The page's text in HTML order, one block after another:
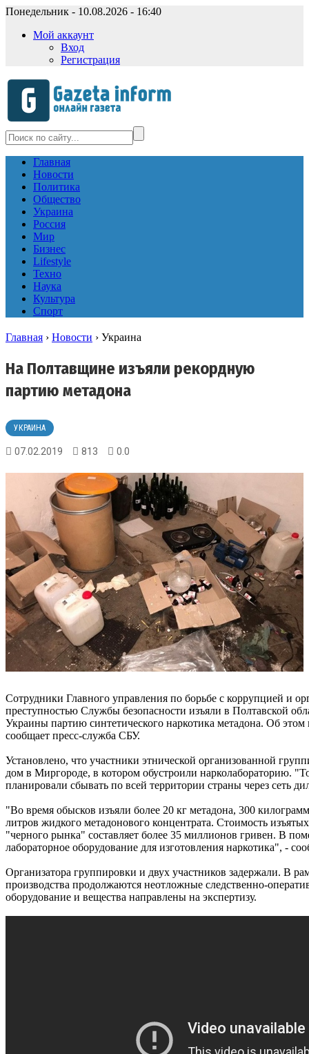
Понедельник - 10.08.2026 - 16:40
Мой аккаунт
Вход
Регистрация
Главная
Новости
Политика
Общество
Украина
Россия
Мир
Бизнес
Lifestyle
Техно
Наука
Культура
Спорт
Главная › Новости › Украина
На Полтавщине изъяли рекордную
партию метадона
УКРАИНА
07.02.2019 813 0.0
Сотрудники Главного управления по борьбе с коррупцией и
преступностью Службы безопасности изъяли в Полтавской
Украины партию синтетического наркотика метадона. Об этом
сообщает пресс-служба СБУ.
Установлено, что участники этнической организованной
дом в Миргороде, в котором обустроили нарколабораторию.
планировали сбывать по всей территории страны через сеть
"Во время обысков изъяли более 20 кг метадона, 300
литров жидкого метадонового концентрата. Стоимость
"черного рынка" составляет более 35 миллионов гривен. В
лабораторное оборудование для изготовления наркотика", -
Организатора группировки и двух участников задержали. В
производства продолжаются неотложные следственно-
оборудование и вещества направлены на экспертизу.